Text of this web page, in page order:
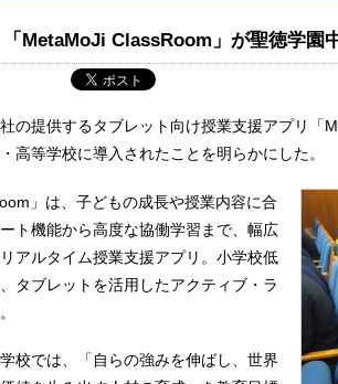
MetaMoJi ClassRoom」が聖徳学園
の提供するタブレット向け授業支援アプリ「
高等学校に導入されたことを明らかにした。
」は、子どもの成長や授業内容に合
ト機能から高度な協働学習まで、幅広
アルタイム授業支援アプリ。小学校低
タブレットを活用したアクティブ・ラ
校では、「自らの強みを伸ばし、世界